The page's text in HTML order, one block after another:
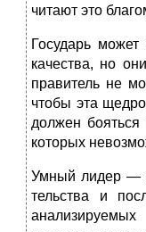
читают это
Государь
качества, но
правитель не
что­бы эта
должен
которых
Умный лидер —
тельства и